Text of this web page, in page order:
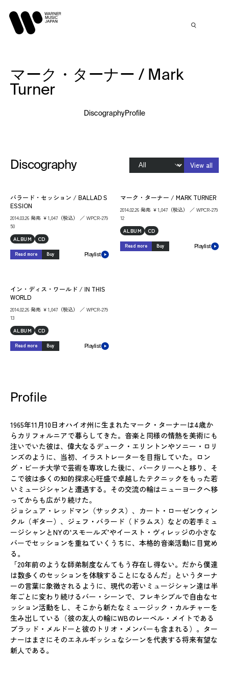
マーク・ターナー / Mark
Turner
DiscographyProfile
Discography View all
バラード・セッション / BALLAD S
ESSION
2014.03.26 発売 ￥1,047（税込） ／ WPCR-279
50
ALBUM
CD
Read more Buy Playlist
マーク・ターナー / MARK TURNER
2014.02.26 発売 ￥1,047（税込） ／ WPCR-279
12
ALBUM
CD
Read more Buy Playlist
イン・ディス・ワールド / IN THIS
WORLD
2014.02.26 発売 ￥1,047（税込） ／ WPCR-279
13
ALBUM
CD
Read more Buy Playlist
Profile
1965年11月10日オハイオ州に生まれたマーク・ターナーは4歳か
らカリフォルニアで暮らしてきた。音楽と同様の情熱を美術にも
注いでいた彼は、偉大なるデューク・エリントンやソニー・ロリ
ンズのように、当初、イラストレーターを目指していた。ロン
グ・ビーチ大学で芸術を専攻した後に、バークリーへと移り、そ
こで彼は多くの知的探求心旺盛で卓越したテクニックをもった若
いミュージシャンと遭遇する。その交流の輪はニューヨークへ移
ってからも広がり続けた。
ジョシュア・レッドマン（サックス）、カート・ローゼンウィン
クル（ギター）、ジェフ・バラード（ドラムス）などの若手ミュ
ージシャンとNYの‘スモールズ’やイースト・ヴィレッジの小さな
バーでセッションを重ねていくうちに、本格的音楽活動に目覚め
る。
「20年前のような師弟制度なんてもう存在し得ない。だから僕達
は数多くのセッションを体験することになるんだ」というターナ
ーの言葉に象徴されるように、現代の若いミュージシャン達は半
年ごとに変わり続けるバー・シーンで、フレキシブルで自由なセ
ッション活動をし、そこから新たなミュージック・カルチャーを
生み出している（彼の友人の輪にWBのレーベル・メイトである
ブラッド・メルドーと彼のトリオ・メンバーも含まれる）。ター
ナーはまさにそのエネルギッシュなシーンを代表する将来有望な
新人である。